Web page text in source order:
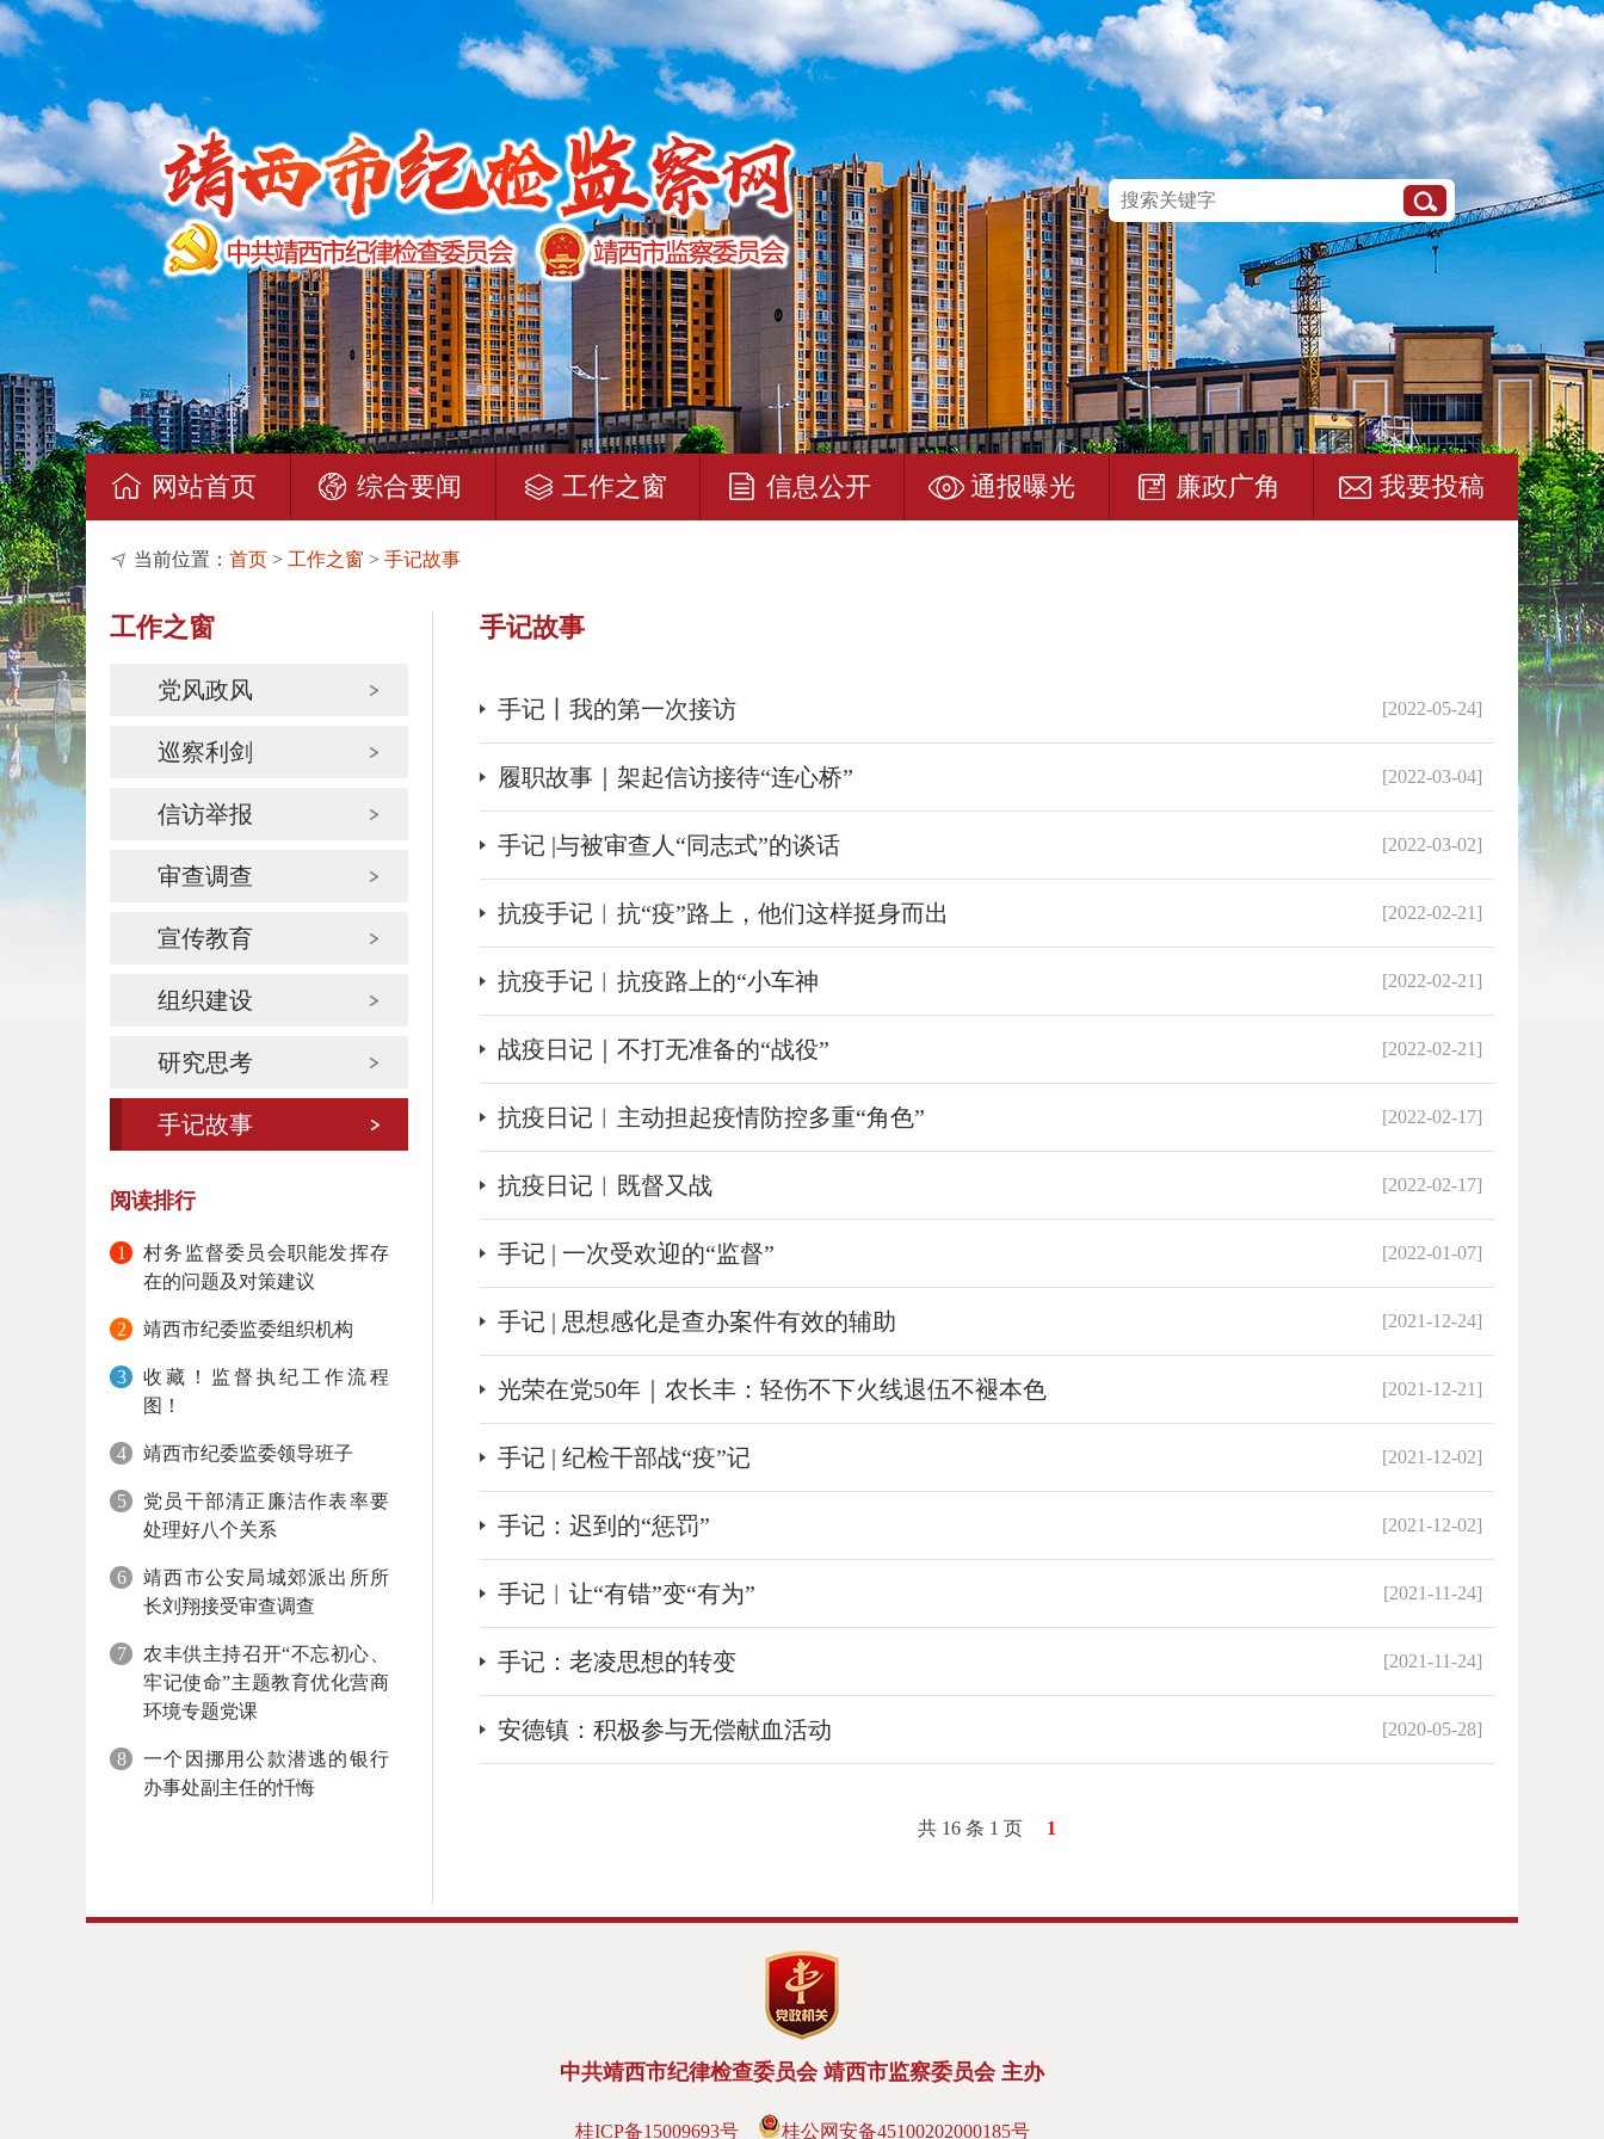
网站首页 综合要闻 工作之窗 信息公开 通报曝光 廉政广角 我要投稿
当前位置： 首页 > 工作之窗 > 手记故事
工作之窗
党风政风
巡察利剑
信访举报
审查调查
宣传教育
组织建设
研究思考
手记故事
阅读排行
1
村务监督委员会职能发挥存
在的问题及对策建议
2 靖西市纪委监委组织机构
3
收藏！监督执纪工作流程
图！
4 靖西市纪委监委领导班子
5
党员干部清正廉洁作表率要
处理好八个关系
6
靖西市公安局城郊派出所所
长刘翔接受审查调查
7
农丰供主持召开“不忘初心、
牢记使命”主题教育优化营商
环境专题党课
8
一个因挪用公款潜逃的银行
办事处副主任的忏悔
手记故事
[2022-05-24]
手记丨我的第一次接访
[2022-03-04]
履职故事｜架起信访接待“连心桥”
[2022-03-02]
手记 |与被审查人“同志式”的谈话
[2022-02-21]
抗疫手记︱抗“疫”路上，他们这样挺身而出
[2022-02-21]
抗疫手记︱抗疫路上的“小车神
[2022-02-21]
战疫日记｜不打无准备的“战役”
[2022-02-17]
抗疫日记︱主动担起疫情防控多重“角色”
[2022-02-17]
抗疫日记︱既督又战
[2022-01-07]
手记 | 一次受欢迎的“监督”
[2021-12-24]
手记 | 思想感化是查办案件有效的辅助
[2021-12-21]
光荣在党50年｜农长丰：轻伤不下火线退伍不褪本色
[2021-12-02]
手记 | 纪检干部战“疫”记
[2021-12-02]
手记：迟到的“惩罚”
[2021-11-24]
手记︱让“有错”变“有为”
[2021-11-24]
手记：老凌思想的转变
[2020-05-28]
安德镇：积极参与无偿献血活动
共 16 条 1 页 1
中共靖西市纪律检查委员会 靖西市监察委员会 主办
桂ICP备15009693号 桂公网安备45100202000185号